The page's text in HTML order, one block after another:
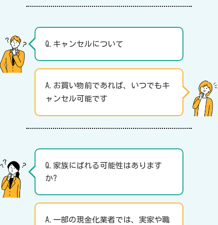
Q.キャンセルについて
A.お買い物前であれば、いつでもキ
ャンセル可能です
Q.家族にばれる可能性はあります
か?
A.一部の現金化業者では、実家や職